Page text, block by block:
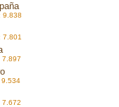
9.838